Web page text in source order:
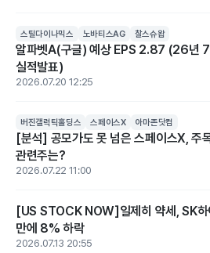
스틸다이나믹스 노바티스AG 찰스슈왑
알파벳A(구글) 예상 EPS 2.87 (26년
실적발표)
2026.07.20 12:25
버진갤럭틱홀딩스 스페이스X 아마존닷컴
[분석] 공모가도 못 넘은 스페이스X, 주
관련주는?
2026.07.22 11:00
[US STOCK NOW]일제히 약세, SK하
만에 8% 하락
2026.07.13 20:55